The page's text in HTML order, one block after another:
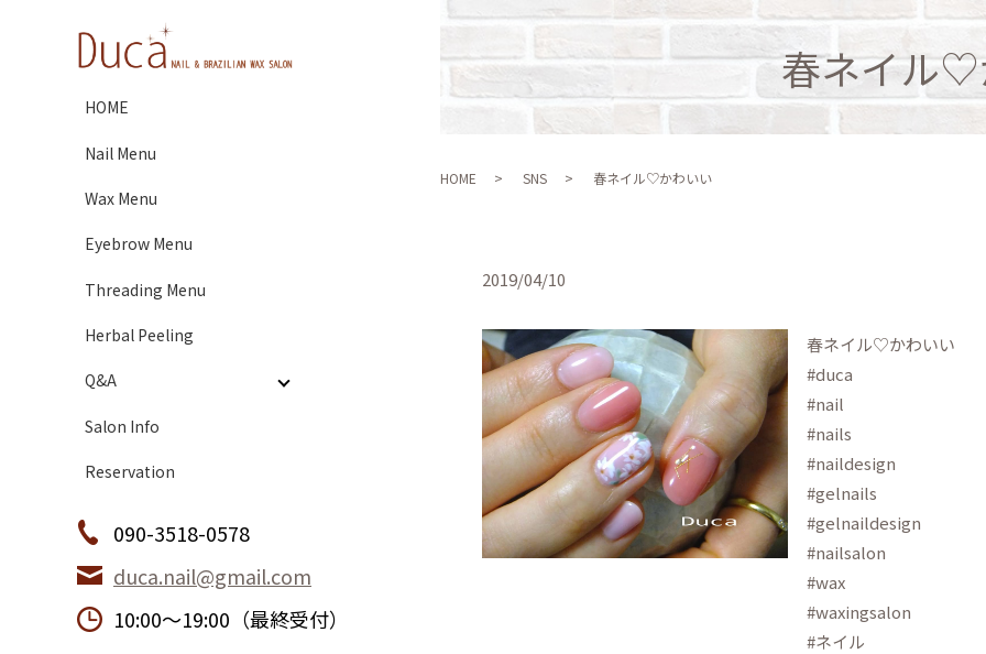
HOME
Nail Menu
Wax Menu
Eyebrow Menu
Threading Menu
Herbal Peeling
Q&A
Salon Info
Reservation
090-3518-0578
duca.nail@gmail.com
10:00〜19:00（最終受付）
春ネイル♡
HOME SNS 春ネイル♡かわいい
2019/04/10
春ネイル♡かわいい
#duca
#nail
#nails
#naildesign
#gelnails
#gelnaildesign
#nailsalon
#wax
#waxingsalon
#ネイル